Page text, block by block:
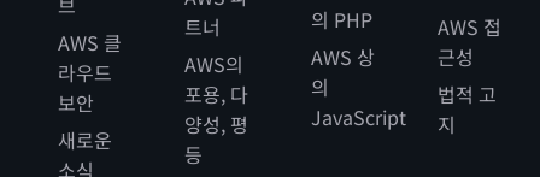
AWS 클
라우드
보안
새로운
소식
트너
AWS의
포용, 다
양성, 평
등
의 PHP
AWS 상
의
JavaScript
AWS 접
근성
법적 고
지